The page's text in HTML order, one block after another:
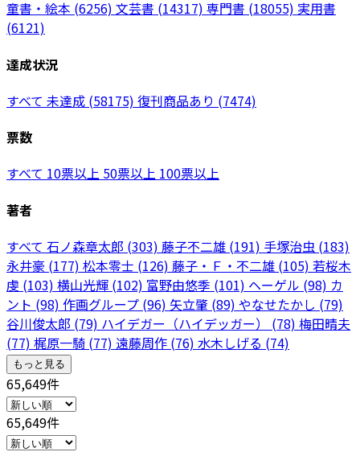
童書・絵本 (6256) 文芸書 (14317) 専門書 (18055) 実用書
(6121)
達成状況
すべて 未達成 (58175) 復刊商品あり (7474)
票数
すべて 10票以上 50票以上 100票以上
著者
すべて 石ノ森章太郎 (303) 藤子不二雄 (191) 手塚治虫 (183)
永井豪 (177) 松本零士 (126) 藤子・Ｆ・不二雄 (105) 若桜木
虔 (103) 横山光輝 (102) 富野由悠季 (101) ヘーゲル (98) カ
ント (98) 作画グループ (96) 矢立肇 (89) やなせたかし (79)
谷川俊太郎 (79) ハイデガー（ハイデッガー） (78) 梅田晴夫
(77) 梶原一騎 (77) 遠藤周作 (76) 水木しげる (74)
もっと見る
65,649件
65,649件